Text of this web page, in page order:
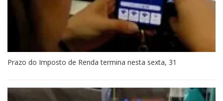
Prazo do Imposto de Renda termina nesta sexta, 31